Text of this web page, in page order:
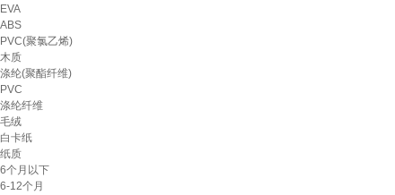
EVA
ABS
PVC(聚氯乙烯)
木质
涤纶(聚酯纤维)
PVC
涤纶纤维
毛绒
白卡纸
纸质
6个月以下
6-12个月